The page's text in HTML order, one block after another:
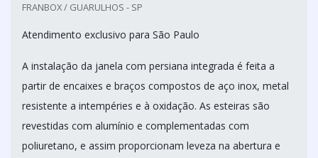
FRANBOX / GUARULHOS - SP
Atendimento exclusivo para São Paulo
A instalação da janela com persiana integrada é feita a
partir de encaixes e braços compostos de aço inox, metal
resistente a intempéries e à oxidação. As esteiras são
revestidas com alumínio e complementadas com
poliuretano, e assim proporcionam leveza na abertura e